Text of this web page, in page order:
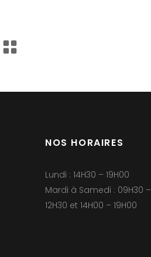
NOS HORAIRES
Lundi : 14H30 – 19H00
Mardi à Samedi : 09H30 –
12H30 et 14H00 – 19H00